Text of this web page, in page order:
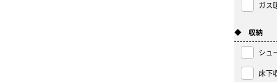
ガス
◆ 収納
シュ
床下